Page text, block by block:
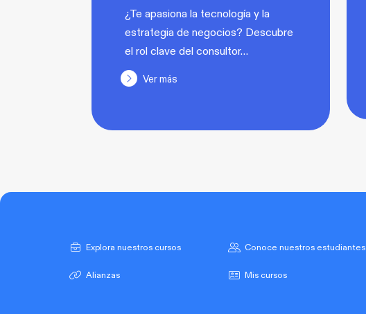
¿Te apasiona la tecnología y la
estrategia de negocios? Descubre
el rol clave del consultor…
Ver más
Explora nuestros cursos Conoce nuestros estudiantes
Alianzas Mis cursos